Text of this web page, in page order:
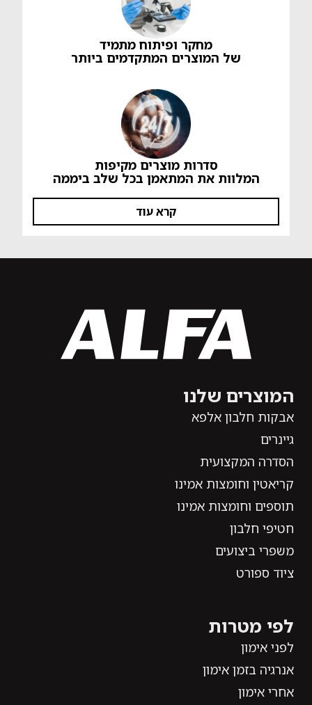
מחקר ופיתוח מתמיד
של המוצרים המתקדמים ביותר
סדרות מוצרים מקיפות
המלוות את המתאמן בכל שלב ביממה
קרא עוד
המוצרים שלנו
אבקות חלבון אלפא
גיינרים
הסדרה המקצועית
קריאטין וחומצות אמינו
תוספים וחומצות אמינו
חטיפי חלבון
משפרי ביצועים
ציוד ספורט
לפי מטרות
לפני אימון
אנרגיה בזמן אימון
אחרי אימון